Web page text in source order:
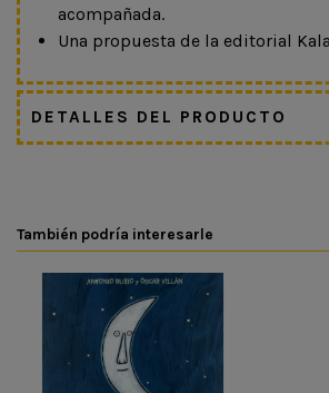
acompañada.
Una propuesta de la editorial
DETALLES DEL PRODUCTO
También podría interesarle